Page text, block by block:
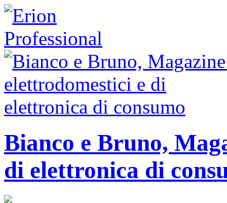
Bianco e Bruno,
di elettronica di